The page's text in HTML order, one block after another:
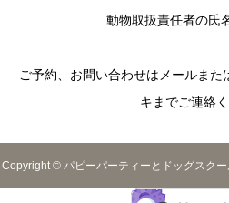
動物取扱責任者の
ご予約、お問い合わせはメールま
キまでご連絡
Copyright © パピーパーティーとドッグスク